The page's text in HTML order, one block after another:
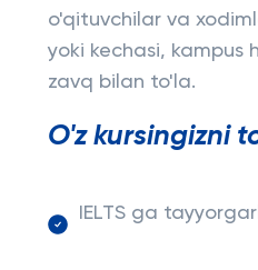
o'qituvchilar va
yoki kechasi, kampus
zavq bilan to'la.
O'z kursingizni
IELTS ga